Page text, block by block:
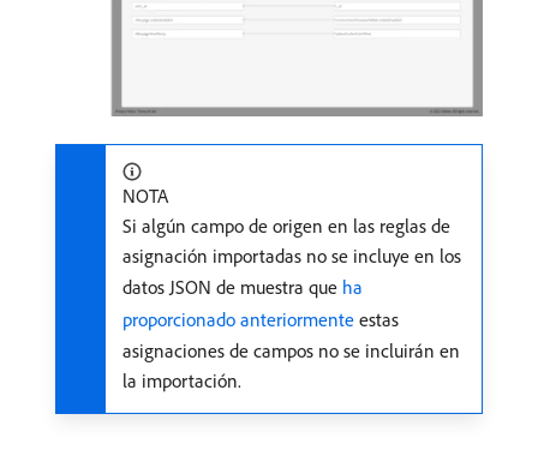
NOTA
Si algún campo de origen en las reglas de
asignación importadas no se incluye en los
datos JSON de muestra que ha
proporcionado anteriormente estas
asignaciones de campos no se incluirán en
la importación.